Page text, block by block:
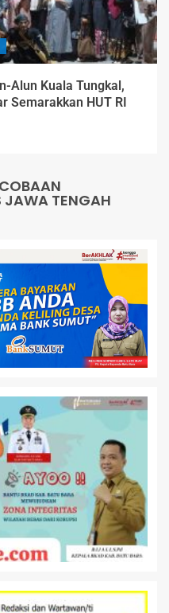
Alun Kuala Tungkal,
Semarakkan HUT RI
JAWA TENGAH